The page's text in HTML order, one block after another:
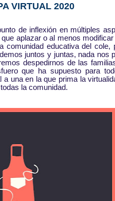
VIRTUAL 2020
de inflexión en múltiples
aplazar o al menos
comunidad educativa del cole,
juntos y juntas, nada nos
despedirnos de las
que ha supuesto para
a unaen la que prima la
la comunidad.